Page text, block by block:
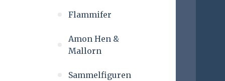
Flammifer
Amon Hen &
Mallorn
Sammelfiguren